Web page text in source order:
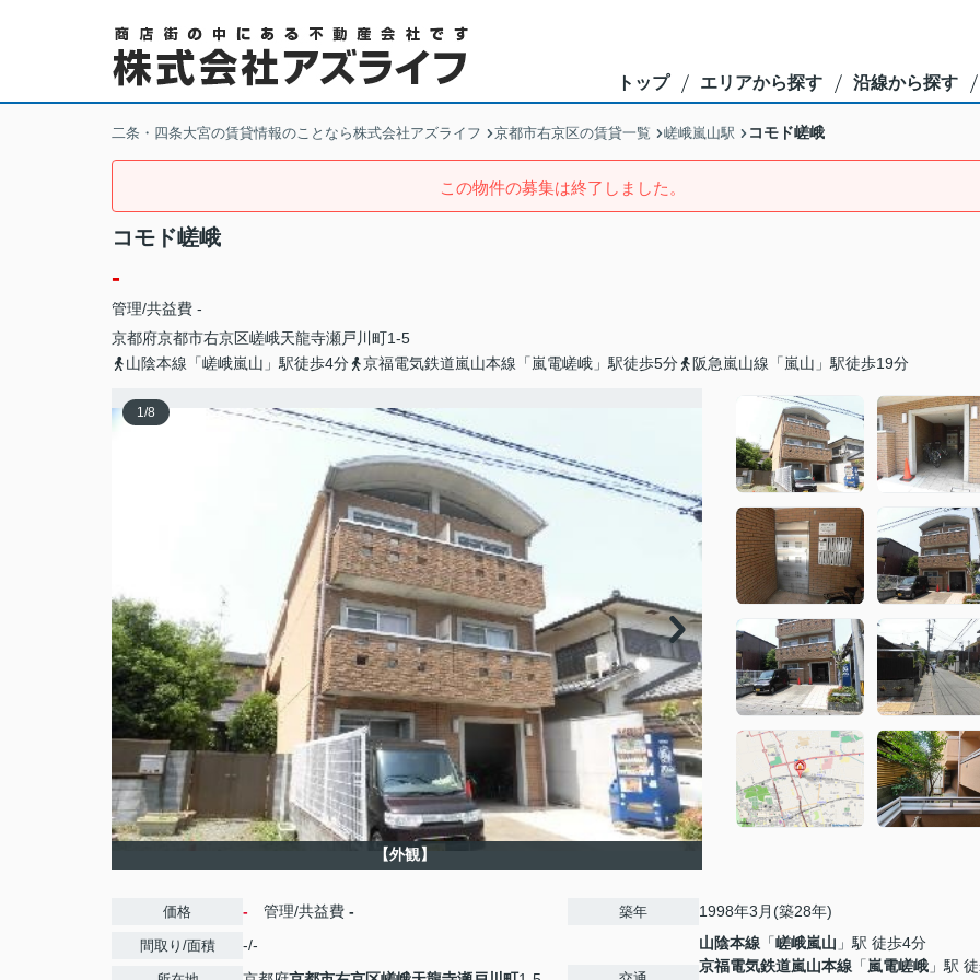
トップ エリアから探す 沿線から探す
二条・四条大宮の賃貸情報のことなら株式会社アズライフ 京都市右京区の賃貸一覧 嵯峨嵐山駅 コモド嵯峨
この物件の募集は終了しました。
コモド嵯峨
-
管理/共益費 -
京都府京都市右京区嵯峨天龍寺瀬戸川町1-5
山陰本線「嵯峨嵐山」駅徒歩4分
京福電気鉄道嵐山本線「嵐電嵯峨」駅徒歩5分 阪急嵐山線「嵐山」駅徒歩19分
1/8
【外観】
価格 - 管理/共益費 -
間取り/面積 -/-
築年 1998年3月(築28年)
山陰本線 「嵯峨嵐山 」駅 徒歩4分
京福電気鉄道嵐山本線 「嵐電嵯峨 」駅